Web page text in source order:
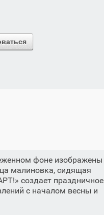
фоне изображены
малиновка, сидящая
создает праздничное
с началом весны и